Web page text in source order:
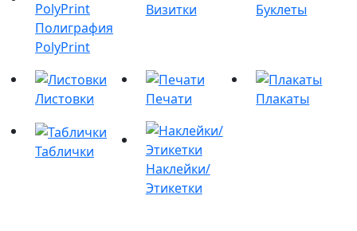
Полиграфия
PolyPrint
Визитки Буклеты
Листовки Печати Плакаты
Таблички
Наклейки/
Этикетки